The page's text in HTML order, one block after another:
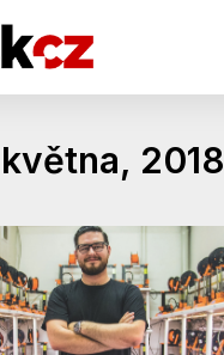
května, 2018